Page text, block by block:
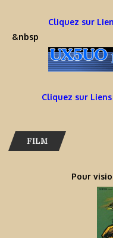
Cliquez sur
&nbsp
Cliquez sur
FILM
Pour